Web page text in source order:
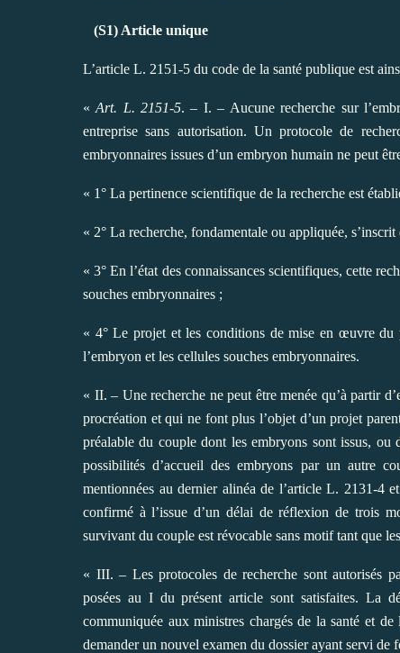
(S1) Article unique
L’article L. 2151-5 du code de la santé publique est
«Art. L. 2151-5. – I. – Aucune recherche sur
entreprise sans autorisation. Un protocole de
embryonnaires issues d’un embryon humain ne peut
« 1° La pertinence scientifique de la recherche est
« 2° La recherche, fondamentale ou appliquée,
« 3° En l’état des connaissances scientifiques, cette
souches embryonnaires ;
« 4° Le projet et les conditions de mise en œuvre du
l’embryon et les cellules souches embryonnaires.
« II. – Une recherche ne peut être menée qu’à partir
procréation et qui ne font plus l’objet d’un projet
préalable du couple dont les embryons sont issus,
possibilités d’accueil des embryons par un autre
mentionnées au dernier alinéa de l’article L. 2131-4
confirmé à l’issue d’un délai de réflexion de trois
survivant du couple est révocable sans motif tant que
« III. – Les protocoles de recherche sont autorisés
posées au I du présent article sont satisfaites. La
communiquée aux ministres chargés de la santé et
demander un nouvel examen du dossier ayant servi de